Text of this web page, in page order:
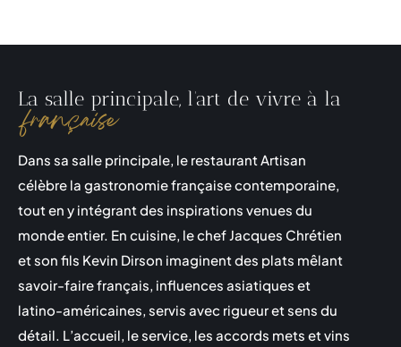
La salle principale, l’art de vivre à la
française
Dans sa salle principale, le restaurant Artisan
célèbre la gastronomie française contemporaine,
tout en y intégrant des inspirations venues du
monde entier. En cuisine, le chef Jacques Chrétien
et son fils Kevin Dirson imaginent des plats mêlant
savoir-faire français, influences asiatiques et
latino-américaines, servis avec rigueur et sens du
détail. L’accueil, le service, les accords mets et vins